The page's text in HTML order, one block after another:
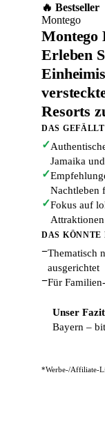
🔥 Bestseller
Montego
Montego
Erleben
Resorts
DAS
✓
Jamaika
✓
Nachtleben
✓Fokus auf
Attraktionen
DAS KÖNNTE
−Thematisch
ausgerichtet
−Für
Unser
Bayern –
*Werbe-/Affiliate-